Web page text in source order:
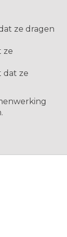
ze dragen
ze
dat ze